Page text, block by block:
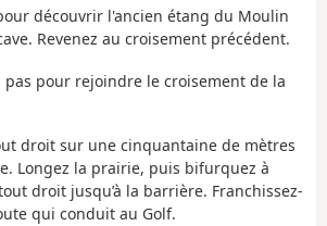
découvrir l'ancien étang du Moulin
Revenez au croisement précédent.
pas pour rejoindre le croisement de la
droit sur une cinquantaine de mètres
Longez la prairie, puis bifurquez à
droit jusqu’à la barrière. Franchissez-
qui conduit au Golf.